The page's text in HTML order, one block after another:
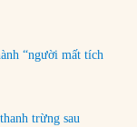
“người mất tích
trừng sau